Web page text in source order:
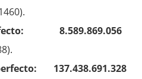
8.589.869.056
137.438.691.328